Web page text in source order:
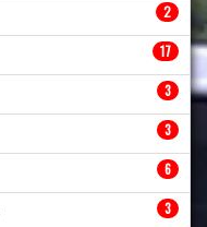
2
17
3
3
6
3